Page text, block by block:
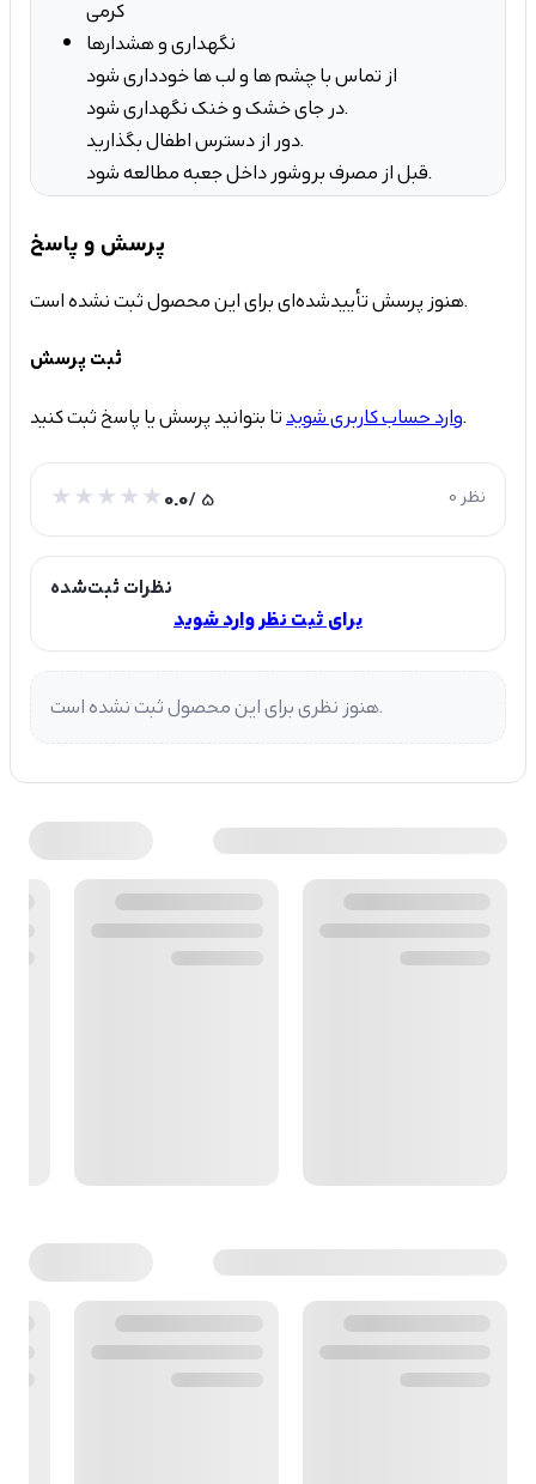
کرمی
نگهداری و هشدارها
از تماس با چشم ها و لب ها خودداری شود
در جای خشک و خنک نگهداری شود.
دور از دسترس اطفال بگذارید.
قبل از مصرف بروشور داخل جعبه مطالعه شود.
پرسش و پاسخ
هنوز پرسش تأییدشده‌ای برای این محصول ثبت نشده است.
ثبت پرسش
وارد حساب کاربری شویدتا بتوانید پرسش یا پاسخ ثبت کنید.
0.0/ 5 0 نظر
نظرات ثبت‌شده
برای ثبت نظر وارد شوید
هنوز نظری برای این محصول ثبت نشده است.